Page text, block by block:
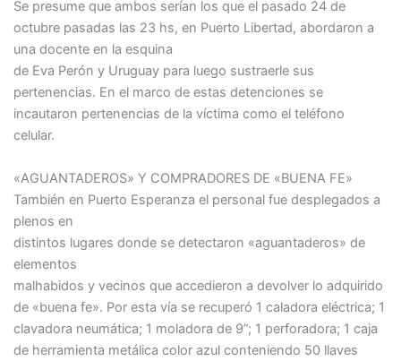
Se presume que ambos serían los que el pasado 24 de
octubre pasadas las 23 hs, en Puerto Libertad, abordaron a
una docente en la esquina
de Eva Perón y Uruguay para luego sustraerle sus
pertenencias. En el marco de estas detenciones se
incautaron pertenencias de la víctima como el teléfono
celular.
«AGUANTADEROS» Y COMPRADORES DE «BUENA FE»
También en Puerto Esperanza el personal fue desplegados a
plenos en
distintos lugares donde se detectaron «aguantaderos» de
elementos
malhabidos y vecinos que accedieron a devolver lo adquirido
de «buena fe». Por esta vía se recuperó 1 caladora eléctrica; 1
clavadora neumática; 1 moladora de 9”; 1 perforadora; 1 caja
de herramienta metálica color azul conteniendo 50 llaves